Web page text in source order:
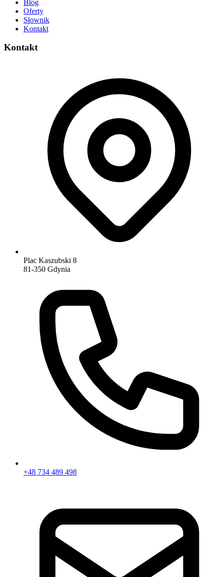
Blog
Oferty
Słownik
Kontakt
Kontakt
Plac Kaszubski 8
81-350 Gdynia
+48 734 489 498